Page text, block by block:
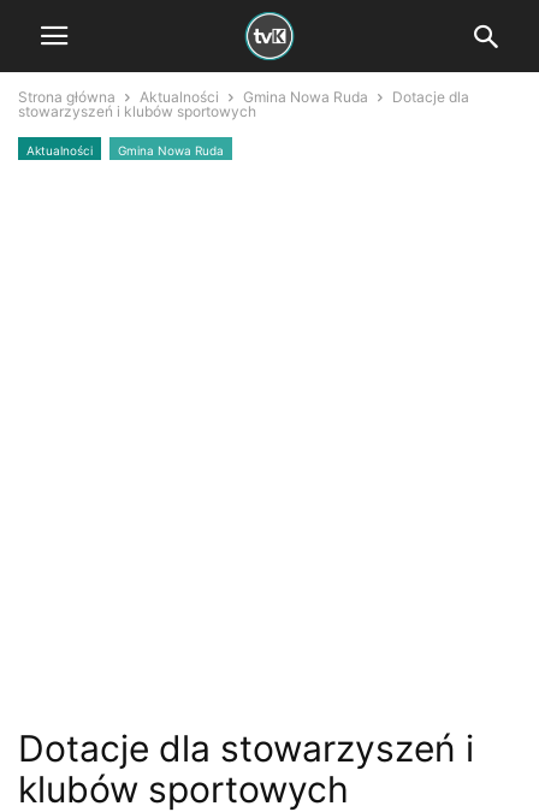
Strona główna Aktualności Gmina Nowa Ruda
Dotacje dla
stowarzyszeń i klubów sportowych
Aktualności Gmina Nowa Ruda
Dotacje dla stowarzyszeń i
klubów sportowych